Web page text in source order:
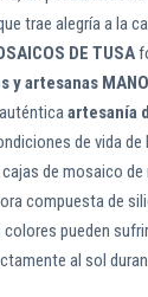
trae alegría a la
DE TUSA
y artesanas
artesanía
de vida de
de mosaico
compuesta de
colores pueden
al sol